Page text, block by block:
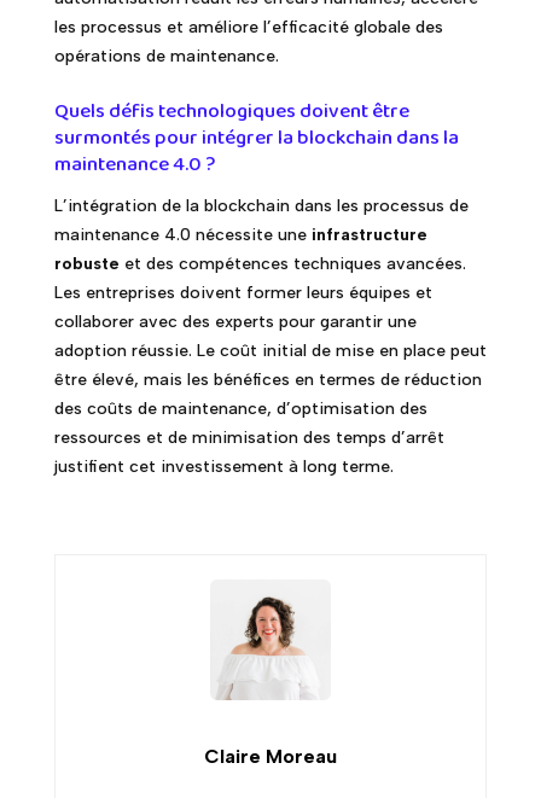
les processus et améliore l’efficacité globale des
opérations de maintenance.
Quels défis technologiques doivent être
surmontés pour intégrer la blockchain dans la
maintenance 4.0 ?
L’intégration de la blockchain dans les processus de
maintenance 4.0 nécessite une infrastructure
robuste et des compétences techniques avancées.
Les entreprises doivent former leurs équipes et
collaborer avec des experts pour garantir une
adoption réussie. Le coût initial de mise en place peut
être élevé, mais les bénéfices en termes de réduction
des coûts de maintenance, d’optimisation des
ressources et de minimisation des temps d’arrêt
justifient cet investissement à long terme.
Claire Moreau